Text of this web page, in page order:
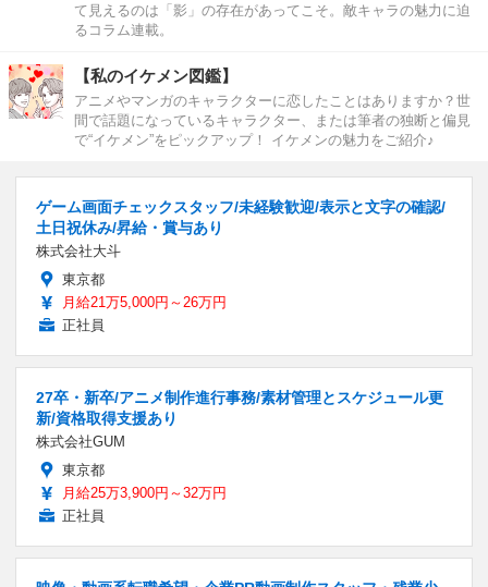
て見えるのは「影」の存在があってこそ。敵キャラの魅力に迫
るコラム連載。
【私のイケメン図鑑】
アニメやマンガのキャラクターに恋したことはありますか？世
間で話題になっているキャラクター、または筆者の独断と偏見
で“イケメン”をピックアップ！ イケメンの魅力をご紹介♪
ゲーム画面チェックスタッフ/未経験歓迎/表示と文字の確認/
土日祝休み/昇給・賞与あり
株式会社大斗
東京都
月給21万5,000円～26万円
正社員
27卒・新卒/アニメ制作進行事務/素材管理とスケジュール更
新/資格取得支援あり
株式会社GUM
東京都
月給25万3,900円～32万円
正社員